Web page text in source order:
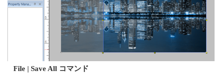
File | Save All コマンド